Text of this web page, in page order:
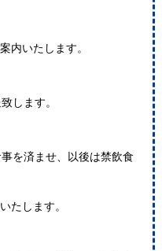
内いたします。
します。
を済ませ、以後は禁飲食
たします。